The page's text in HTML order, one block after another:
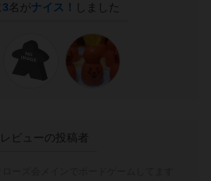
3名がナイス！ しました
レビューの投稿者